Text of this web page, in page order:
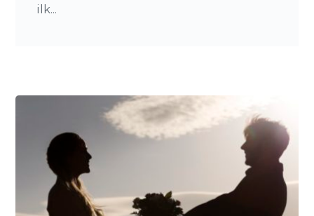
ilk...